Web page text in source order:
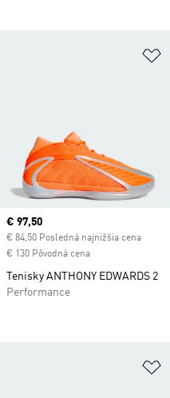
Current price
€ 97,50
€ 84,50 Posledná najnižšia cena
€ 130 Pôvodná cena
Tenisky ANTHONY EDWARDS 2
Performance